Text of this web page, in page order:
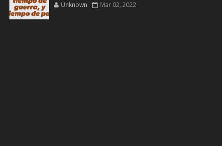
Unknown Mar 02, 2022